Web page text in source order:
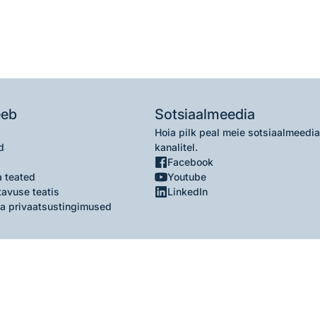
teated
teatis
privaatsustingimused
Sotsiaalmeedia
Hoia pilk peal meie sotsiaalmeedia
kanalitel.
Facebook
Youtube
LinkedIn